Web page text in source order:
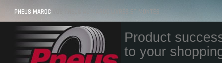
PNEUS MAROC VOS PNEUS AU MAROC LIVRÉS ET MONTÉS
Product
to your